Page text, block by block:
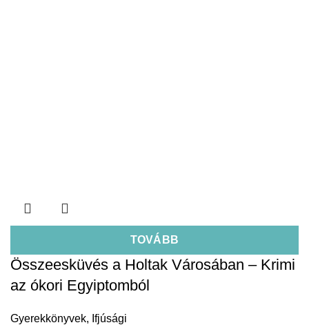
TOVÁBB
Összeesküvés a Holtak Városában – Krimi
az ókori Egyiptomból
Gyerekkönyvek, Ifjúsági